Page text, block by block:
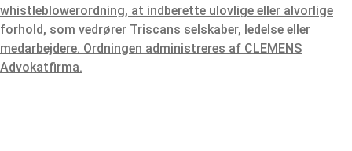
whistleblowerordning, at indberette ulovlige eller alvorlige
forhold, som vedrører Triscans selskaber, ledelse eller
medarbejdere. Ordningen administreres af CLEMENS
Advokatfirma.